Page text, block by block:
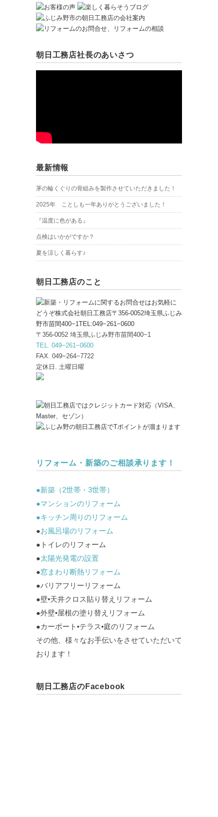
朝日工務店社長のあいさつ
最新情報
茅の輪くぐりの骨組みを製作させていただきました！
2025年 ことしも一年ありがとうございました！
『温度に色がある』
点検はいかがですか？
夏を涼しく暮らす♪
朝日工務店のこと
〒356-0052 埼玉県ふじみ野市苗間400−1
TEL. 049−261−0600
FAX. 049−264−7722
定休日. 土曜日曜
リフォーム・新築のご相談承ります！
●新築（2世帯・3世帯）
●マンションのリフォーム
●キッチン周りのリフォーム
●お風呂場のリフォーム
●トイレのリフォーム
●太陽光発電の設置
●窓まわり断熱リフォーム
●バリアフリーリフォーム
●壁•天井クロス貼り替えリフォーム
●外壁•屋根の塗り替えリフォーム
●カーポート•テラス•庭のリフォーム
その他、様々なお手伝いをさせていただいて
おります！
朝日工務店のFacebook